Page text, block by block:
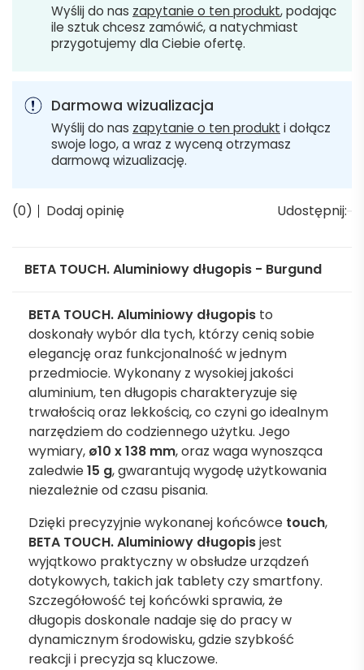
Wyślij do nas zapytanie o ten produkt, podając
ile sztuk chcesz zamówić, a natychmiast
przygotujemy dla Ciebie ofertę.
Darmowa wizualizacja
Wyślij do nas zapytanie o ten produkt i dołącz
swoje logo, a wraz z wyceną otrzymasz
darmową wizualizację.
(0) Dodaj opinię Udostępnij:
BETA TOUCH. Aluminiowy długopis - Burgund
BETA TOUCH. Aluminiowy długopis to
doskonały wybór dla tych, którzy cenią sobie
elegancję oraz funkcjonalność w jednym
przedmiocie. Wykonany z wysokiej jakości
aluminium, ten długopis charakteryzuje się
trwałością oraz lekkością, co czyni go idealnym
narzędziem do codziennego użytku. Jego
wymiary, ø10 x 138 mm, oraz waga wynosząca
zaledwie15 g, gwarantują wygodę użytkowania
niezależnie od czasu pisania.
Dzięki precyzyjnie wykonanej końcówce touch,
BETA TOUCH. Aluminiowy długopisjest
wyjątkowo praktyczny w obsłudze urządzeń
dotykowych, takich jak tablety czy smartfony.
Szczegółowość tej końcówki sprawia, że
długopis doskonale nadaje się do pracy w
dynamicznym środowisku, gdzie szybkość
reakcji i precyzja są kluczowe.